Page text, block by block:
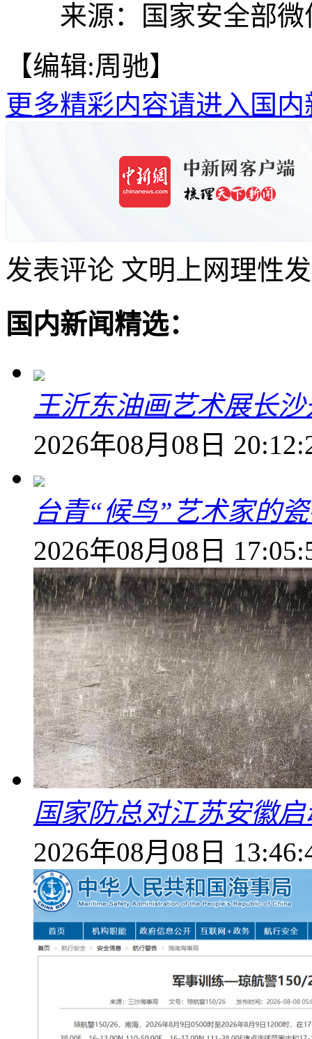
来源：国家安全部微
【编辑:周驰】
更多精彩内容请进入国内
发表评论 文明上网理性
国内新闻精选：
王沂东油画艺术展长
2026年08月08日
台青“候鸟”艺术家的
2026年08月08日
国家防总对江苏安徽
2026年08月08日